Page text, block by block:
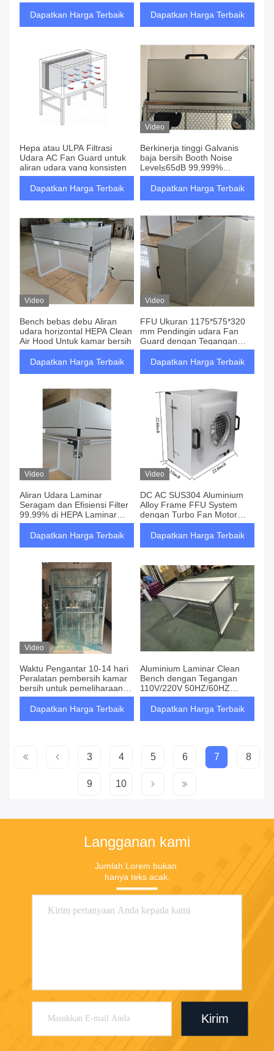
Dapatkan Harga Terbaik Dapatkan Harga Terbaik
Hepa atau ULPA Filtrasi
Udara AC Fan Guard untuk
aliran udara yang konsisten
Dapatkan Harga Terbaik
Video
Berkinerja tinggi Galvanis
baja bersih Booth Noise
Level≤65dB 99,999%
Efisiensi pada 0,3 Um Hepa
FilterDapatkan Harga Terbaik
Video
Bench bebas debu Aliran
udara horizontal HEPA Clean
Air Hood Untuk kamar bersih
Dapatkan Harga Terbaik
Video
FFU Ukuran 1175*575*320
mm Pendingin udara Fan
Guard dengan Tegangan
110V/120V 50HZ/60HZ
Dapatkan Harga Terbaik
Video
Aliran Udara Laminar
Seragam dan Efisiensi Filter
99,99% di HEPA Laminar
Flow Hood untuk Ruang
Kerja Bersih
Dapatkan Harga Terbaik
Video
DC AC SUS304 Aluminium
Alloy Frame FFU System
dengan Turbo Fan Motor
H13/H14 Filter HEPA
Termasuk
Dapatkan Harga Terbaik
Video
Waktu Pengantar 10-14 hari
Peralatan pembersih kamar
bersih untuk pemeliharaan
kamar bersih bebas
kebisingan
Dapatkan Harga Terbaik
Aluminium Laminar Clean
Bench dengan Tegangan
110V/220V 50HZ/60HZ
Lembar Akrilik dan Volume
Udara 1000-1200m3/h
Dapatkan Harga Terbaik
3 4 5 6 7 8
9 10
Langganan kami
Jumlah Lorem bukan
hanya teks acak.
Kirim